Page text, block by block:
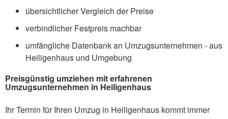
übersichtlicher Vergleich der Preise
verbindlicher Festpreis machbar
umfängliche Datenbank an Umzugsunternehmen - aus
Heiligenhaus und Umgebung
Preisgünstig umziehen mit erfahrenen
Umzugsunternehmen in Heiligenhaus
Ihr Termin für Ihren Umzug in Heiligenhaus kommt immer